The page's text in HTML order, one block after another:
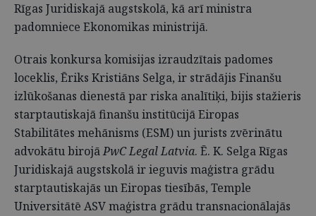
Rīgas Juridiskajā augstskolā, kā arī ministra
padomniece Ekonomikas ministrijā.
Otrais konkursa komisijas izraudzītais padomes
loceklis, Ēriks Kristiāns Selga, ir strādājis Finanšu
izlūkošanas dienestā par riska analītiķi, bijis stažieris
starptautiskajā finanšu institūcijā Eiropas
Stabilitātes mehānisms (ESM) un jurists zvērinātu
advokātu birojāPwC Legal Latvia. Ē. K. Selga Rīgas
Juridiskajā augstskolā ir ieguvis maģistra grādu
starptautiskajās un Eiropas tiesībās, Temple
Universitātē ASV maģistra grādu transnacionālajās